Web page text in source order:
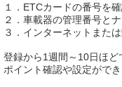
１．ETCカードの番号を
２．車載器の管理番号と
３．インターネットまた
登録から1週間～10日ほど
ポイント確認や設定がで